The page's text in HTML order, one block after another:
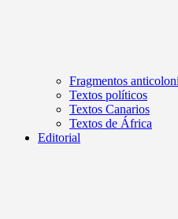
Fragmentos
Textos políticos
Textos Canarios
Textos de África
Editorial